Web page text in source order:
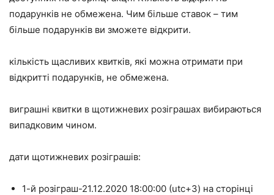
подарунків не обмежена. Чим більше ставок – тим
більше подарунків ви зможете відкрити.
кількість щасливих квитків, які можна отримати при
відкритті подарунків, не обмежена.
виграшні квитки в щотижневих розіграшах вибираються
випадковим чином.
дати щотижневих розіграшів:
1-й розіграш-21.12.2020 18:00:00 (utc+3) на сторінці